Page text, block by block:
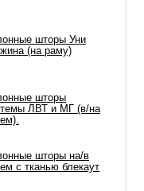
шторы Уни
(на раму)
шторы
ЛВТ и МГ (в/на
шторы на/в
с тканью блекаут